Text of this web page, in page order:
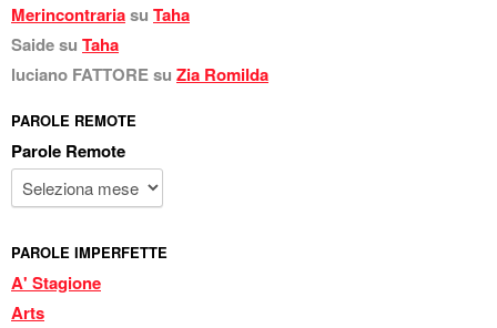
Merincontrariasu Taha
Saidesu Taha
luciano FATTOREsu Zia Romilda
PAROLE REMOTE
Parole Remote
PAROLE IMPERFETTE
A' Stagione
Arts